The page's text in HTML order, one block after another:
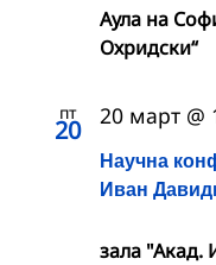
Аула на
Охридски“
пт
20
Научна
Иван
20 март @
зала "Акад.